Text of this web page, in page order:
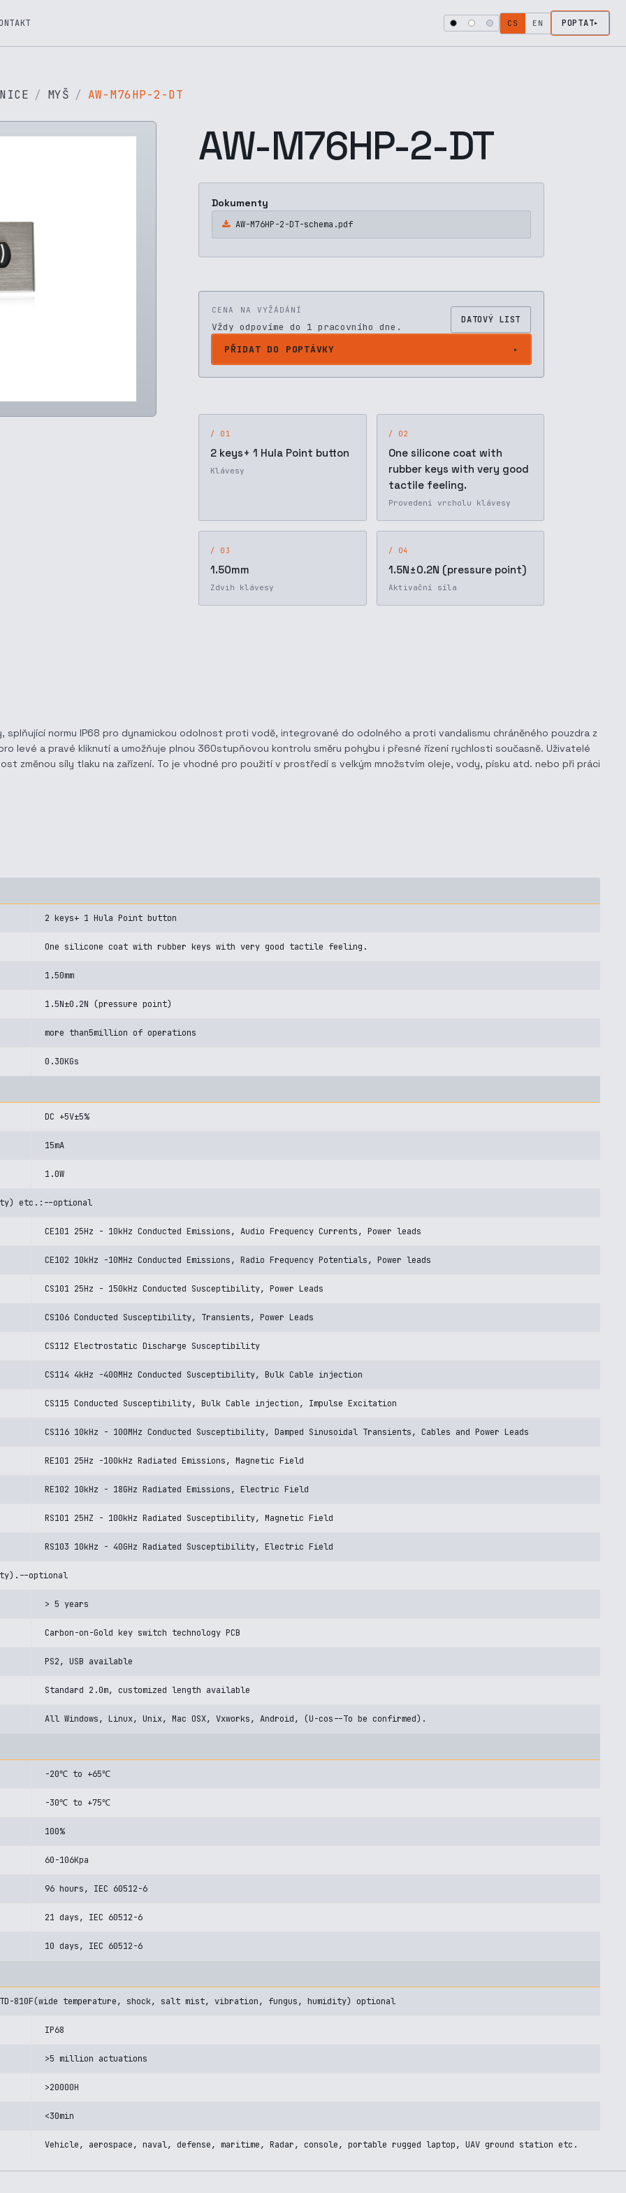
CS EN POPTAT
MYŠ AW-M76HP-2-DT
AW-M76HP-2-DT
Dokumenty
AW-M76HP-2-DT-schema.pdf
CENA NA VYŽÁDÁNÍ
Vždy odpovíme do 1 pracovního dne.
DATOVÝ LIST
PŘIDAT DO POPTÁVKY
/ 01
2 keys+ 1 Hula Point button
Klávesy
/ 02
One silicone coat with
rubber keys with very good
tactile feeling.
Provedení vrcholu klávesy
/ 03
1.50mm
Zdvih klávesy
/ 04
1.5N±0.2N (pressure point)
Aktivační síla
splňující normu IP68 pro dynamickou odolnost proti vodě, integrované do odolného a proti vandalismu chráněného pouzdra z
levé a pravé kliknutí a umožňuje plnou 360stupňovou kontrolu směru pohybu i přesné řízení rychlosti současně. Uživatelé
změnou síly tlaku na zařízení. To je vhodné pro použití v prostředí s velkým množstvím oleje, vody, písku atd. nebo při práci
2 keys+ 1 Hula Point button
One silicone coat with rubber keys with very good tactile feeling.
1.50mm
1.5N±0.2N (pressure point)
more than5million of operations
0.30KGs
DC +5V±5%
15mA
1.0W
etc.:--optional
CE101 25Hz - 10kHz Conducted Emissions, Audio Frequency Currents, Power leads
CE102 10kHz -10MHz Conducted Emissions, Radio Frequency Potentials, Power leads
CS101 25Hz - 150kHz Conducted Susceptibility, Power Leads
CS106 Conducted Susceptibility, Transients, Power Leads
CS112 Electrostatic Discharge Susceptibility
CS114 4kHz -400MHz Conducted Susceptibility, Bulk Cable injection
CS115 Conducted Susceptibility, Bulk Cable injection, Impulse Excitation
CS116 10kHz - 100MHz Conducted Susceptibility, Damped Sinusoidal Transients, Cables and Power Leads
RE101 25Hz -100kHz Radiated Emissions, Magnetic Field
RE102 10kHz - 18GHz Radiated Emissions, Electric Field
RS101 25HZ - 100kHz Radiated Susceptibility, Magnetic Field
RS103 10kHz - 40GHz Radiated Susceptibility, Electric Field
optional
> 5 years
Carbon-on-Gold key switch technology PCB
PS2, USB available
Standard 2.0m, customized length available
All Windows, Linux, Unix, Mac OSX, Vxworks, Android, (U-cos--To be confirmed).
-20℃ to +65℃
-30℃ to +75℃
100%
60-106Kpa
96 hours, IEC 60512-6
21 days, IEC 60512-6
10 days, IEC 60512-6
STD-810F(wide temperature, shock, salt mist, vibration, fungus, humidity) optional
IP68
>5 million actuations
>20000H
<30min
Vehicle, aerospace, naval, defense, maritime, Radar, console, portable rugged laptop, UAV ground station etc.